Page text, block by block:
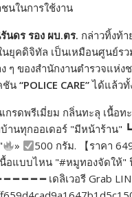
นในการใช้งาน
นดร รอง ผบ.ตร. กล่าวทิ้งท้
ยุคดิจิทัล เป็นเหมือนศูนย์ร
ๆ ของสำนักงานตำรวจแห่
ชัน “POLICE CARE”ได้แล้วทั้
เกรดพรีเมี่ยม กลิ่นทะลุ เนื้
านทุกออเดอร์ "มีหน้าร้าน"
» 500 กรัม. 【ราคา
นื้อแบบไหน "#หมูทองจัดใ
━ ━ ━ ━ เดลิเวอรี Grab